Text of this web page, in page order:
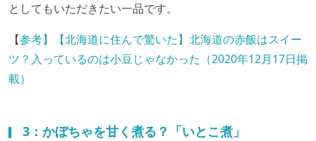
としてもいただきたい一品です。
【参考】【北海道に住んで驚いた】北海道の赤飯はスイー
ツ？入っているのは小豆じゃなかった（2020年12月17日掲
載）
3：かぼちゃを甘く煮る？「いとこ煮」